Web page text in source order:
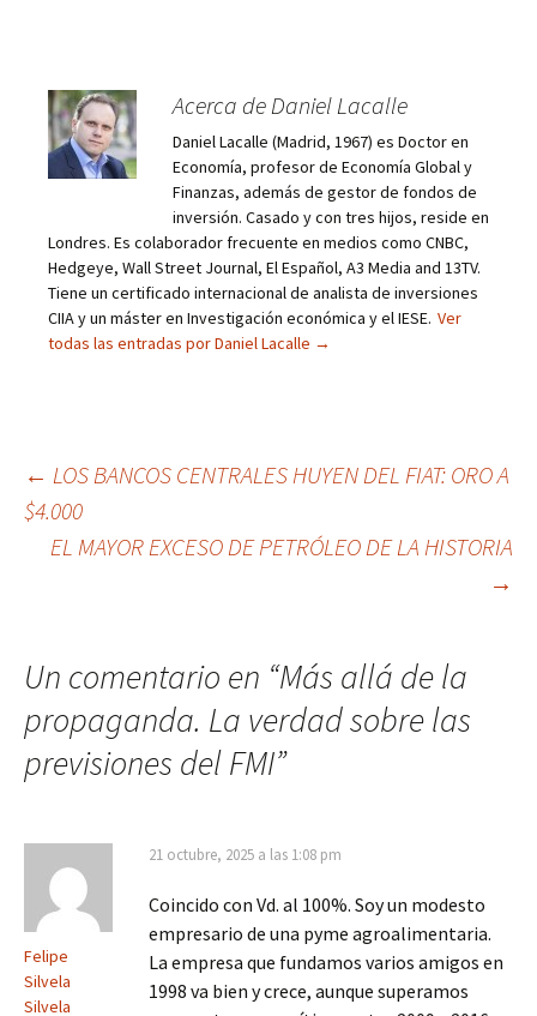
Acerca de Daniel Lacalle
Daniel Lacalle (Madrid, 1967) es Doctor en
Economía, profesor de Economía Global y
Finanzas, además de gestor de fondos de
inversión. Casado y con tres hijos, reside en
Londres. Es colaborador frecuente en medios como CNBC,
Hedgeye, Wall Street Journal, El Español, A3 Media and 13TV.
Tiene un certificado internacional de analista de inversiones
CIIA y un máster en Investigación económica y el IESE. Ver
todas las entradas por Daniel Lacalle →
Navegación
de
← LOS BANCOS CENTRALES HUYEN DEL FIAT: ORO A
$4.000
EL MAYOR EXCESO DE PETRÓLEO DE LA HISTORIA
→
Un comentario en “Más allá de la
propaganda. La verdad sobre las
previsiones del FMI”
Felipe
Silvela
Silvela
21 octubre, 2025 a las 1:08 pm
Coincido con Vd. al 100%. Soy un modesto
empresario de una pyme agroalimentaria.
La empresa que fundamos varios amigos en
1998 va bien y crece, aunque superamos